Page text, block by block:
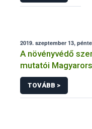
2019. szeptember 13,
A növényvédő
mutatói
TOVÁBB >